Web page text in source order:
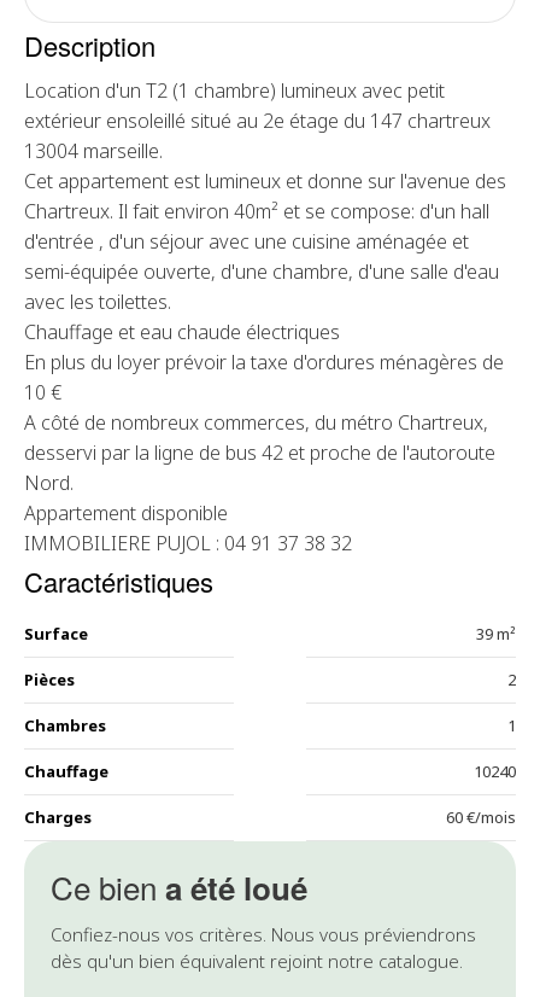
Ce bien a été loué
Confiez-nous vos critères. Nous vous préviendrons
dès qu'un bien équivalent rejoint notre catalogue.
Description
Location d'un T2 (1 chambre) lumineux avec petit
extérieur ensoleillé situé au 2e étage du 147 chartreux
13004 marseille.
Cet appartement est lumineux et donne sur l'avenue des
Chartreux. Il fait environ 40m² et se compose: d'un hall
d'entrée , d'un séjour avec une cuisine aménagée et
semi-équipée ouverte, d'une chambre, d'une salle d'eau
avec les toilettes.
Chauffage et eau chaude électriques
En plus du loyer prévoir la taxe d'ordures ménagères de
10 €
A côté de nombreux commerces, du métro Chartreux,
desservi par la ligne de bus 42 et proche de l'autoroute
Nord.
Appartement disponible
IMMOBILIERE PUJOL : 04 91 37 38 32
Caractéristiques
Surface 39 m²
Pièces 2
Chambres 1
Chauffage 10240
Charges 60 €/mois